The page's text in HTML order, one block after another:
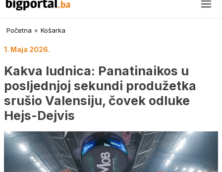
Početna » Košarka
1. Maja 2026.
Kakva ludnica: Panatinaikos u
posljednjoj sekundi produžetka
srušio Valensiju, čovek odluke
Hejs-Dejvis